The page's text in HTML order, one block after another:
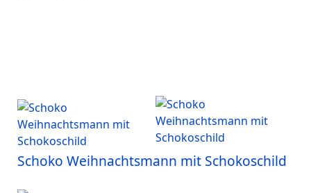
Schoko Weihnachtsmann mit Schokoschild